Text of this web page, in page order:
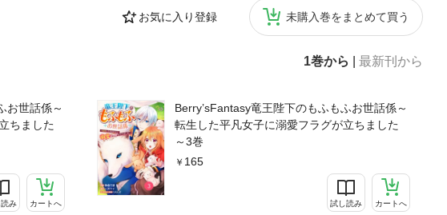
お気に入り登録 未購入巻をまとめて買う
1巻から 最新刊から
お世話係～
ちました
み カートへ
Berry’sFantasy竜王陛下のもふもふお世話係～
転生した平凡女子に溺愛フラグが立ちました
～3巻
165
試し読み カートへ